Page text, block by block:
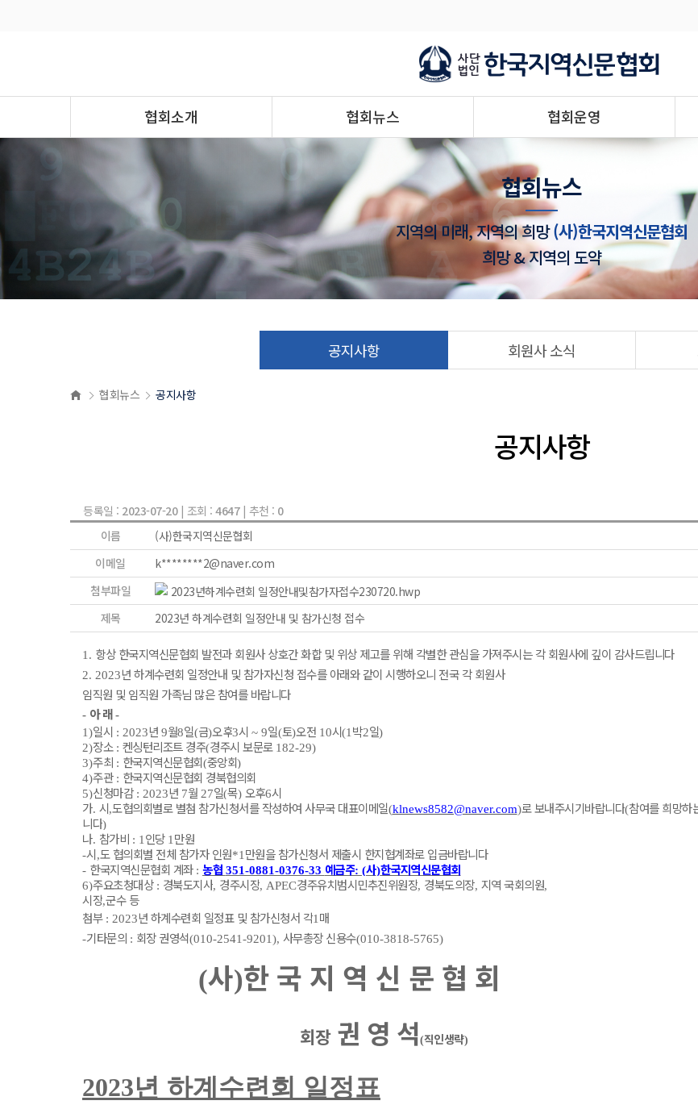
협회소개 협회뉴스 협회운영
협회뉴스
지역의 미래, 지역의 희망(사)한국지역신문협회
희망 & 지역의 도약
공지사항 회원사 소식
협회뉴스 공지사항
공지사항
등록일 : 2023-07-20| 조회 : 4647| 추천 : 0
이름
(사)한국지역신문협회
이메일
k********2@naver.com
첨부파일
2023년하계수련회 일정안내및참가자접수230720.hwp
제목
2023년 하계수련회 일정안내 및 참가신청 접수
1. 항상 한국지역신문협회 발전과 회원사 상호간 화합 및 위상 제고를 위해 각별한 관심을 가져주시는 각 회원사에 깊이 감사드립니다
2. 2023년 하계수련회 일정안내 및 참가자신청 접수를 아래와 같이 시행하오니 전국 각 회원사
임직원 및 임직원 가족님 많은 참여를 바랍니다
- 아 래-
1)일시 : 2023년 9월8일(금)오후3시 ~ 9일(토)오전 10시(1 박2일)
2)장소 : 켄싱턴리조트 경주(경주시 보문로 182-29)
3)주최 : 한국지역신문협회(중앙회)
4)주관 : 한국지역신문협회 경북협의회
5)신청마감 : 2023년 7월 27일(목) 오후6시
가. 시,도협의회별로 별첨 참가신청서를 작성하여 사무국 대표이메일(klnews8582@naver.com)로 보내주시기바랍니다(참여를 희망하
니다)
나. 참가비 : 1 인당 1 만원
-시,도 협의회별 전체 참가자 인원*1 만원을 참가신청서 제출시 한지협계좌로 입금바랍니다
- 한국지역신문협회 계좌 : 농협 351-0881-0376-33 예금주: (사)한국지역신문협회
6)주요초청대상 : 경북도지사, 경주시장, APEC경주유치범시민추진위원장, 경북도의장, 지역 국회의원,
시장,군수 등
첨부 : 2023년 하계수련회 일정표 및 참가신청서 각1 매
-기타문의 : 회장 권영석(010-2541-9201), 사무총장 신용수(010-3818-5765)
(사)한 국 지 역 신 문 협 회
회장 권 영 석(직인생략)
2023년 하계수련회 일정표